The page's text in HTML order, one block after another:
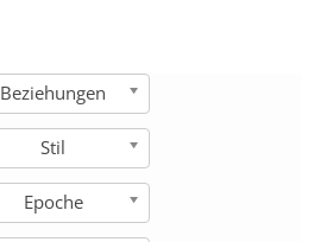
Beziehungen
Stil
Epoche